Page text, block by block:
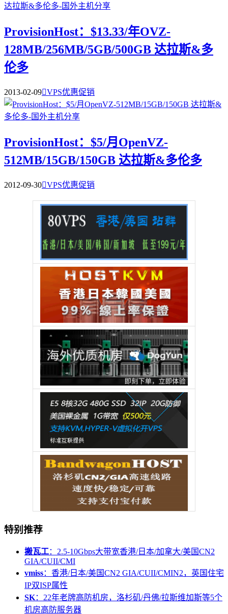
ProvisionHost：$13.33/年OVZ-
128MB/256MB/5GB/500GB 达拉斯&多
伦多
2013-02-09VPS优惠促销
ProvisionHost：$5/月OpenVZ-
512MB/15GB/150GB 达拉斯&多伦多
2012-09-30VPS优惠促销
特别推荐
搬瓦工：2.5-10Gbps大带宽香港/日本/加拿大/美国CN2
GIA/CUII/CMI
vmiss：香港/日本/美国CN2 GIA/CUII/CMIN2，英国住宅
IP双ISP属性
SK：22年老牌高防机房，洛杉矶/丹佛/拉斯维加斯等5个
机房高防服务器